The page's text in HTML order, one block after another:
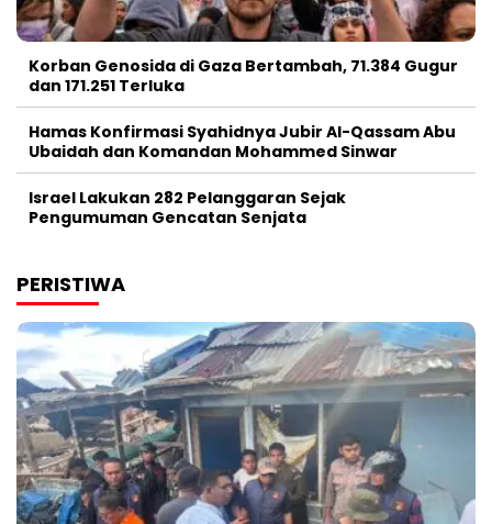
Korban Genosida di Gaza Bertambah, 71.384 Gugur
dan 171.251 Terluka
Hamas Konfirmasi Syahidnya Jubir Al-Qassam Abu
Ubaidah dan Komandan Mohammed Sinwar
Israel Lakukan 282 Pelanggaran Sejak
Pengumuman Gencatan Senjata
PERISTIWA